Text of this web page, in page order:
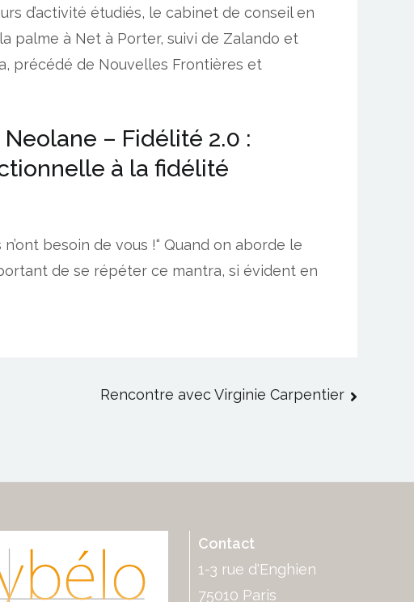
d’activité étudiés, le cabinet de conseil en
palme à Net à Porter, suivi de Zalando et
précédé de Nouvelles Frontières et
– Fidélité 2.0 :
à la fidélité
besoin de vous !“ Quand on aborde le
de se répéter ce mantra, si évident en
Rencontre avec Virginie Carpentier
Contact
1-3 rue d'Enghien
75010 Paris